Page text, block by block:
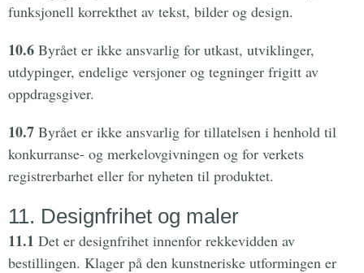
funksjonell korrekthet av tekst, bilder og design.
10.6 Byrået er ikke ansvarlig for utkast, utviklinger,
utdypinger, endelige versjoner og tegninger frigitt av
oppdragsgiver.
10.7 Byrået er ikke ansvarlig for tillatelsen i henhold til
konkurranse- og merkelovgivningen og for verkets
registrerbarhet eller for nyheten til produktet.
11. Designfrihet og maler
11.1 Det er designfrihet innenfor rekkevidden av
bestillingen. Klager på den kunstneriske utformingen er